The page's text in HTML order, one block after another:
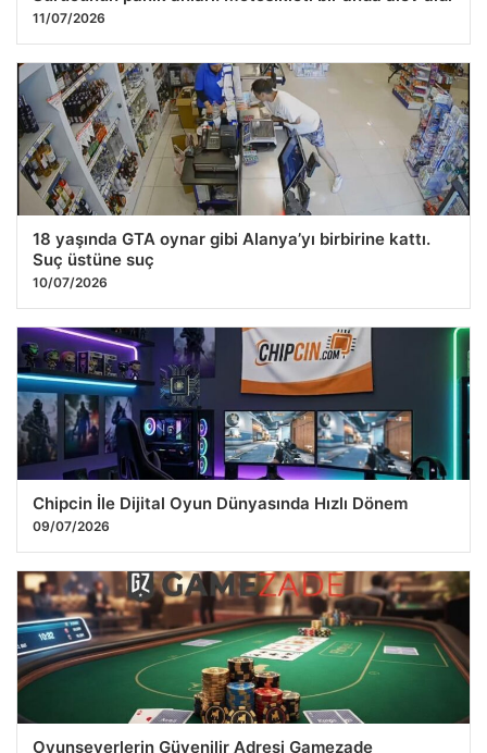
11/07/2026
18 yaşında GTA oynar gibi Alanya’yı birbirine kattı.
Suç üstüne suç
10/07/2026
Chipcin İle Dijital Oyun Dünyasında Hızlı Dönem
09/07/2026
Oyunseverlerin Güvenilir Adresi Gamezade